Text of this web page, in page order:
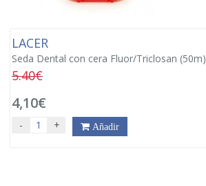
LACER
Seda Dental con cera Fluor/Triclosan (50m)
5.40€
4,10€
- + Añadir